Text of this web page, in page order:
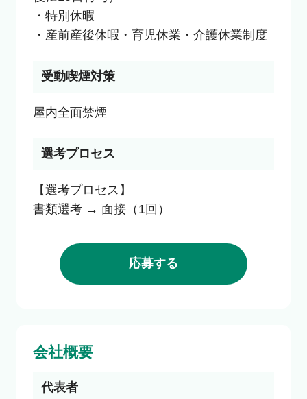
・特別休暇
・産前産後休暇・育児休業・介護休業制度
受動喫煙対策
選考プロセス
【選考プロセス】
書類選考 → 面接（1回）
応募する
会社概要
代表者